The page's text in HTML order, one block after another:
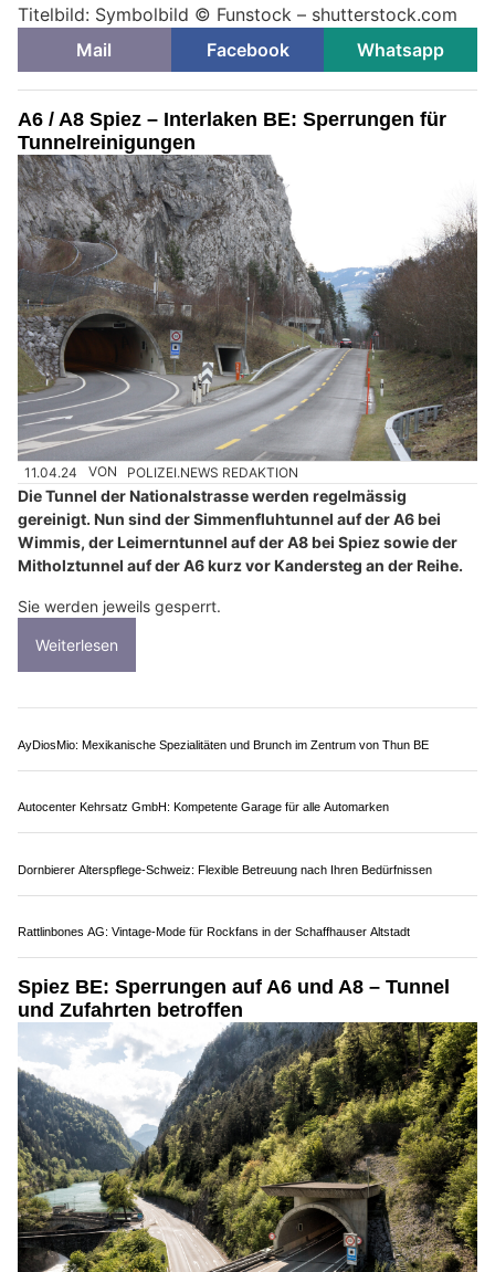
Titelbild: Symbolbild © Funstock – shutterstock.com
Mail
Facebook Whatsapp
A6 / A8 Spiez – Interlaken BE: Sperrungen für
Tunnelreinigungen
11.04.24 VON POLIZEI.NEWS REDAKTION
Die Tunnel der Nationalstrasse werden regelmässig
gereinigt. Nun sind der Simmenfluhtunnel auf der A6 bei
Wimmis, der Leimerntunnel auf der A8 bei Spiez sowie der
Mitholztunnel auf der A6 kurz vor Kandersteg an der Reihe.
Sie werden jeweils gesperrt.
Weiterlesen
Dornbierer Alterspflege-Schweiz: Flexible Betreuung nach Ihren Bedürfnissen
Rattlinbones AG: Vintage-Mode für Rockfans in der Schaffhauser Altstadt
Spiez BE: Sperrungen auf A6 und A8 – Tunnel
und Zufahrten betroffen